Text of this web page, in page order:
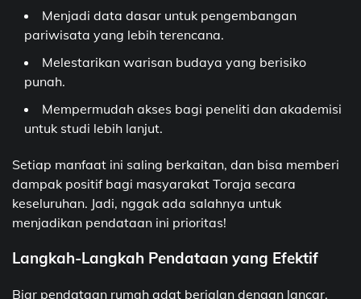
Menjadi data dasar untuk pengembangan
pariwisata yang lebih terencana.
Melestarikan warisan budaya yang berisiko
punah.
Mempermudah akses bagi peneliti dan akademisi
untuk studi lebih lanjut.
Setiap manfaat ini saling berkaitan, dan bisa memberi
dampak positif bagi masyarakat Toraja secara
keseluruhan. Jadi, nggak ada salahnya untuk
menjadikan pendataan ini prioritas!
Langkah-Langkah Pendataan yang Efektif
Biar pendataan rumah adat berjalan dengan lancar,